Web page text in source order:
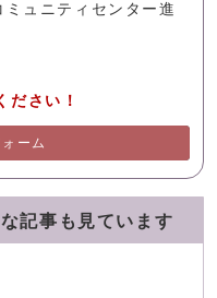
ュニティセンター進
ださい！
ーム
記事も見ています